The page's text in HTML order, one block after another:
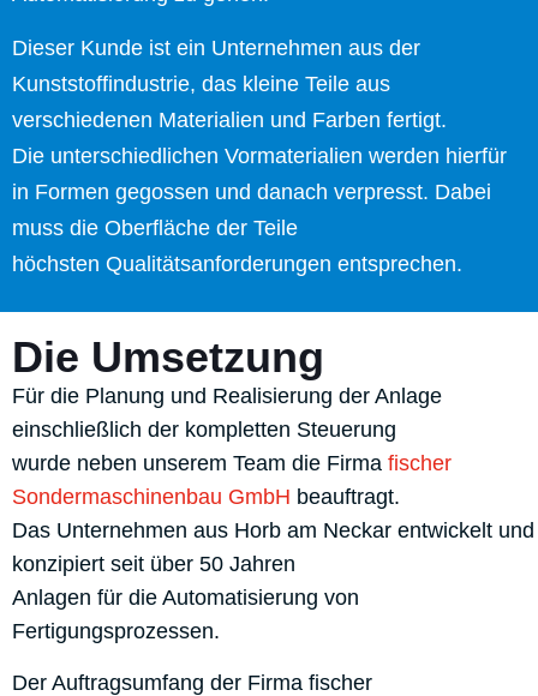
Dieser Kunde ist ein Unternehmen aus der
Kunststoffindustrie, das kleine Teile aus
verschiedenen Materialien und Farben fertigt.
Die unterschiedlichen Vormaterialien werden hierfür
in Formen gegossen und danach verpresst. Dabei
muss die Oberfläche der Teile
höchsten Qualitätsanforderungen entsprechen.
Die Umsetzung
Für die Planung und Realisierung der Anlage
einschließlich der kompletten Steuerung
wurde neben unserem Team die Firma fischer
Sondermaschinenbau GmbH beauftragt.
Das Unternehmen aus Horb am Neckar entwickelt und
konzipiert seit über 50 Jahren
Anlagen für die Automatisierung von
Fertigungsprozessen.
Der Auftragsumfang der Firma fischer